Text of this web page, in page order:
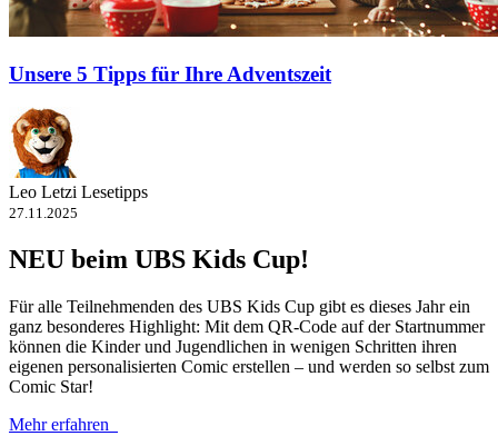
Unsere 5 Tipps für Ihre Adventszeit
Leo Letzi Lesetipps
27.11.2025
NEU beim UBS Kids Cup!
Für alle Teilnehmenden des UBS Kids Cup gibt es dieses Jahr ein
ganz besonderes Highlight: Mit dem QR-​Code auf der Startnummer
können die Kinder und Jugendlichen in wenigen Schritten ihren
eigenen personalisierten Comic erstellen – und werden so selbst zum
Comic Star!
Mehr erfahren